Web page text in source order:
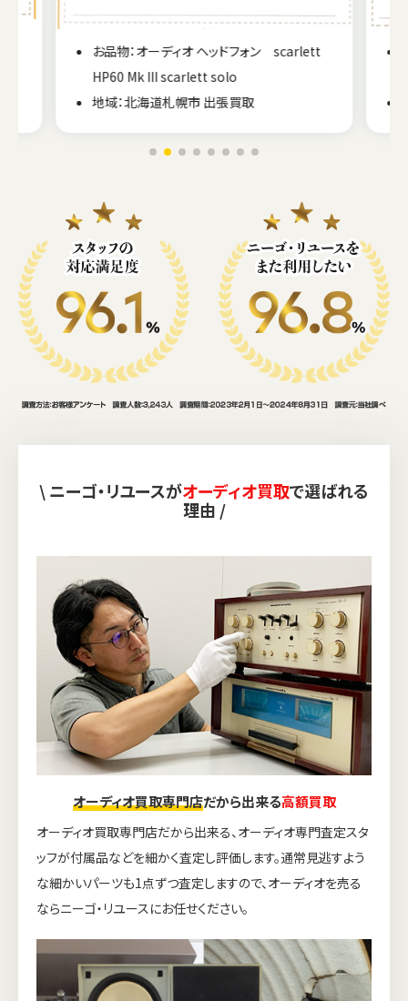
お品物：オーディオ ヘッドフォン scarlett
HP60 Mk III scarlett solo
地域：北海道札幌市 出張買取
\ ニーゴ・リユースがオーディオ買取で選ばれる
理由 /
オーディオ買取専門店だから出来る高額買取
オーディオ買取専門店だから出来る、オーディオ専門査定スタ
ッフが付属品などを細かく査定し評価します。通常見逃すよう
な細かいパーツも1点ずつ査定しますので、オーディオを売る
ならニーゴ・リユースにお任せください。